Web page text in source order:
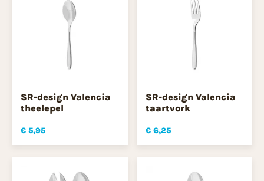
SR-design Valencia
theelepel
€ 5,95
SR-design Valencia
taartvork
€ 6,25